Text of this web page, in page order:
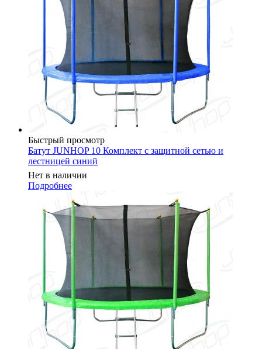
Быстрый просмотр
Батут JUNHOP 10 Комплект с защитной сетью и
лестницей синий
Нет в наличии
Подробнее